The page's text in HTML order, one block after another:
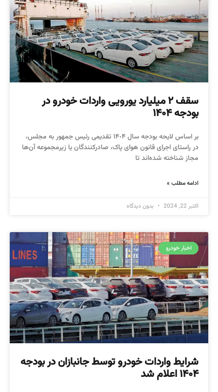
سقف ٢ میلیارد یورویی واردات خودرو در
بودجه ۱۴۰۴
بر اساس لایحه بودجه سال ١۴٠۴ تقدیمی رئیس جمهور به مجلس،
در راستای اجرای قانون هوای پاک، صادرکنندگان یا زیرمجموعه آن‌ها
مجاز شناخته شده‌اند تا
ادامه مطلب »
اکتبر 22, 2024 بدون دیدگاه
اخبار خودرو
شرایط واردات خودرو توسط جانبازان در بودجه
۱۴۰۴ اعلام شد